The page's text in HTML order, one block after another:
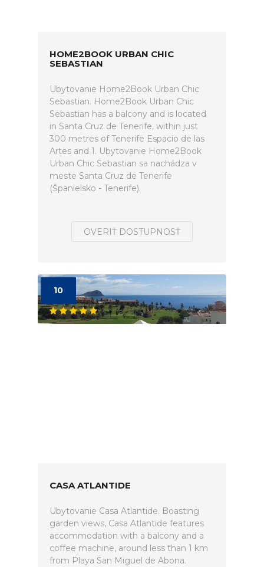
HOME2BOOK URBAN CHIC
SEBASTIAN
Ubytovanie Home2Book Urban Chic
Sebastian. Home2Book Urban Chic
Sebastian has a balcony and is located
in Santa Cruz de Tenerife, within just
300 metres of Tenerife Espacio de las
Artes and 1. Ubytovanie Home2Book
Urban Chic Sebastian sa nachádza v
meste Santa Cruz de Tenerife
(Španielsko - Tenerife).
OVERIŤ DOSTUPNOSŤ
10
CASA ATLANTIDE
Ubytovanie Casa Atlantide. Boasting
garden views, Casa Atlantide features
accommodation with a balcony and a
coffee machine, around less than 1 km
from Playa San Miguel de Abona.